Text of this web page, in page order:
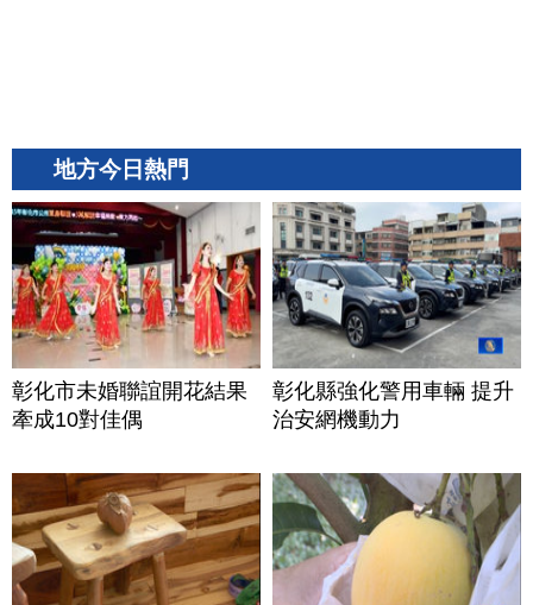
地方今日熱門
彰化市未婚聯誼開花結果
牽成10對佳偶
彰化縣強化警用車輛 提升
治安網機動力